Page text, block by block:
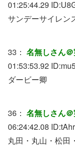
01:25:44.29 ID:
サンデーサイレン
33： 名無しさん
01:53:53.92 ID:
ダービー卿
36： 名無しさん
06:24:42.08 ID:
丸田・丸山・松田